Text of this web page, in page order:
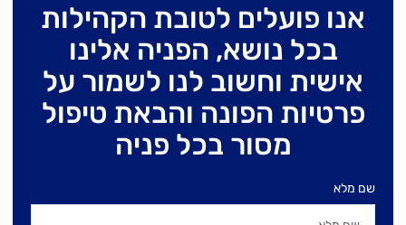
אנו פועלים לטובת הקהילות
בכל נושא, הפניה אלינו
אישית וחשוב לנו לשמור על
פרטיות הפונה והבאת טיפול
מסור בכל פניה
שם מלא